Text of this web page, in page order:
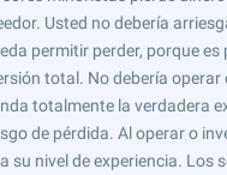
Usted no debería
permitir perder, porque es
total. No debería operar
totalmente la verdadera
de pérdida. Al operar o
su nivel de experiencia. Los